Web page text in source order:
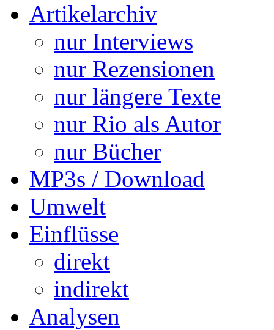
Artikelarchiv
nur Interviews
nur Rezensionen
nur längere Texte
nur Rio als Autor
nur Bücher
MP3s / Download
Umwelt
Einflüsse
direkt
indirekt
Analysen